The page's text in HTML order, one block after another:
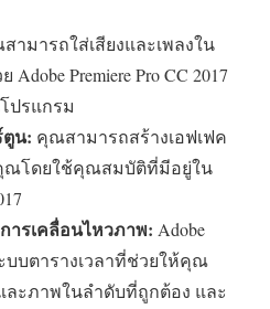
ามารถใส่เสียงและเพลงใน
Premiere Pro CC 2017
ปรแกรม
ตูน: คุณสามารถสร้างเอฟเฟค
ณโดยใช้คุณสมบัติที่มีอยู่ใน
ารเคลื่อนไหวภาพ: Adobe
ะบบตารางเวลาที่ช่วยให้คุณ
ละภาพในลำดับที่ถูกต้อง และ